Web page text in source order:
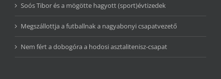
Soós Tibor és a mögötte hagyott (sport)évtizedek
Megszállottja a futballnak a nagyabonyi csapatvezető
Nem fért a dobogóra a hodosi asztalitenisz-csapat